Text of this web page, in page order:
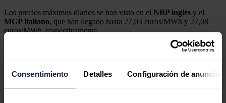
Consentimiento Detalles Configuración de anuncios
Los precios máximos diarios se han visto en el NBP inglés y el
MGP italiano, que han llegado hasta 27,03 euros/MWh y 27,08
euros/MWh, respectivamente.
PEG francésy en el